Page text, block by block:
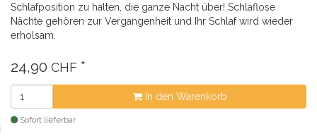
Schlafposition zu halten, die ganze Nacht über! Schlaflose
Nächte gehören zur Vergangenheit und Ihr Schlaf wird wieder
erholsam.
24,90 CHF *
In den Warenkorb
Sofort lieferbar